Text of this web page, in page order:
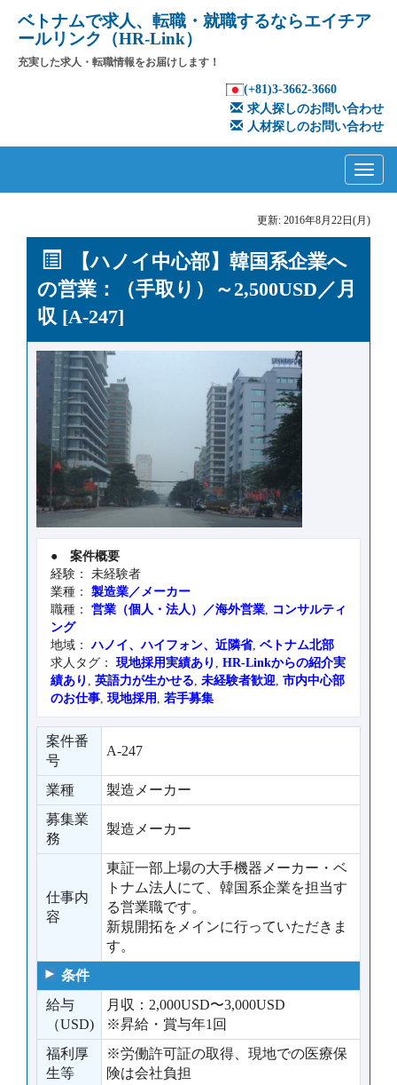
ベトナムで求人、転職・就職するならエイチア
ールリンク（HR-Link）
充実した求人・転職情報をお届けします！
(+81)3-3662-3660
求人探しのお問い合わせ
人材探しのお問い合わせ
Menu
content
更新: 2016年8月22日(月)
【ハノイ中心部】韓国系企業へ
の営業：（手取り）～2,500USD／月
収 [A-247]
● 案件概要
経験： 未経験者
業種： 製造業／メーカー
職種： 営業（個人・法人）／海外営業
コンサルティ
ング
地域：ハノイ、ハイフォン、近隣省, ベトナム北部
求人タグ： 現地採用実績あり
HR-Linkからの紹介実
績あり
英語力が生かせる 未経験者歓迎 市内中心部
のお仕事 現地採用 若手募集
案件番
号
A-247
業種
製造メーカー
募集業
務
製造メーカー
仕事内
容
東証一部上場の大手機器メーカー・ベ
トナム法人にて、韓国系企業を担当す
る営業職です。
新規開拓をメインに行っていただきま
す。
条件
給与
（USD)
月収：2,000USD〜3,000USD
※昇給・賞与年1回
福利厚
生等
※労働許可証の取得、現地での医療保
険は会社負担